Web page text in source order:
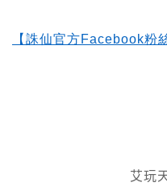
【誅仙官方Facebook粉
艾玩